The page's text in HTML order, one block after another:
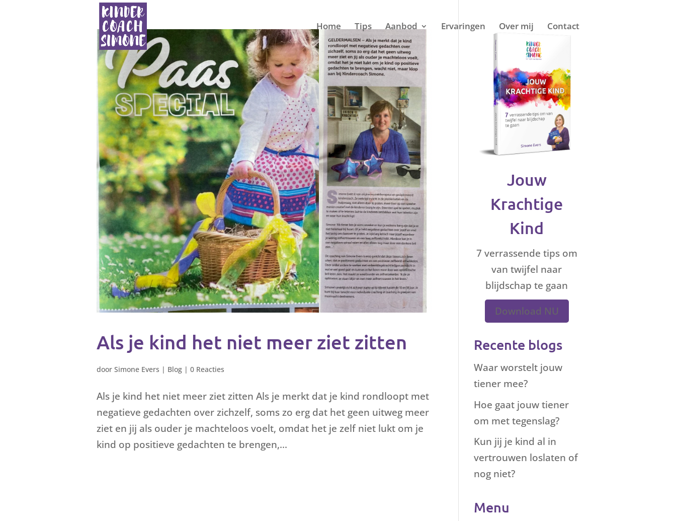
Home Tips Aanbod Ervaringen Over mij Contact
Als je kind het niet meer ziet zitten
door Simone Evers | Blog | 0 Reacties
Als je kind het niet meer ziet zitten Als je merkt dat je kind rondloopt met
negatieve gedachten over zichzelf, soms zo erg dat het geen uitweg meer
ziet en jij als ouder je machteloos voelt, omdat het je zelf niet lukt om je
kind op positieve gedachten te brengen,...
Jouw
Krachtige
Kind
7 verrassende tips om
van twijfel naar
blijdschap te gaan
Download NU
Recente blogs
Waar worstelt jouw
tiener mee?
Hoe gaat jouw tiener
om met tegenslag?
Kun jij je kind al in
vertrouwen loslaten of
nog niet?
Menu